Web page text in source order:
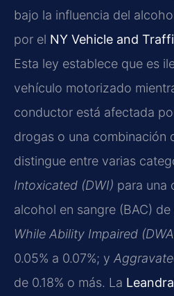
bajo la influencia del
por el NY Vehicle and
Esta ley establece que es
vehículo motorizado
conductor está afectada
drogas o una combinación
distingue entre varias
Intoxicated (DWI) para una
alcohol en sangre (BAC) de
While Ability Impaired
0.05% a 0.07%; y
de 0.18% o más. La